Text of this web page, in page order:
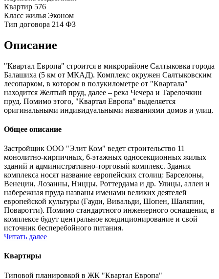
Квартир 576
Класс жилья Эконом
Тип договора 214 ФЗ
Описание
"Квартал Европа" строится в микрорайоне Салтыковка города
Балашиха (5 км от МКАД). Комплекс окружен Салтыковским
лесопарком, в котором в полукилометре от "Квартала"
находится Желтый пруд, далее – река Чечера и Тарелочкин
пруд. Помимо этого, "Квартал Европа" выделяется
оригинальными индивидуальными названиями домов и улиц.
Общее описание
Застройщик ООО "Элит Ком" ведет строительство 11
монолитно-кирпичных, 6-этажных односекционных жилых
зданий и административно-торговый комплекс. Здания
комплекса носят название европейских столиц: Барселоны,
Венеции, Лозанны, Ниццы, Роттердама и др. Улицы, аллеи и
набережная пруда названы именами великих деятелей
европейской культуры (Гауди, Вивальди, Шопен, Шаляпин,
Поваротти). Помимо стандартного инженерного оснащения, в
комплексе будут центральное кондиционирование и свой
источник бесперебойного питания.
Читать далее
Квартиры
Типовой планировкой в ЖК "Квартал Европа"